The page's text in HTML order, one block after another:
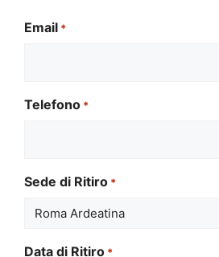
Email *
Telefono *
Sede di Ritiro *
Data di Ritiro *